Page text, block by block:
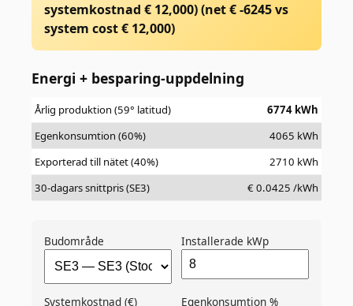
systemkostnad € 12,000)(net €-6245vs
system cost € 12,000)
Energi + besparing-uppdelning
Årlig produktion (59° latitud) 6774 kWh
Egenkonsumtion (60%)
4065 kWh
Exporterad till nätet (40%)
2710 kWh
30-dagars snittpris (SE3)
€ 0.0425 /kWh
Budområde Installerade kWp
Systemkostnad (€) Egenkonsumtion %